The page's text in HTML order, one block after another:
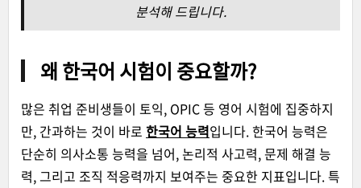
분석해 드립니다.
왜 한국어 시험이 중요할까?
많은 취업 준비생들이 토익, OPIC 등 영어 시험에 집중하지
만, 간과하는 것이 바로 한국어 능력입니다. 한국어 능력은
단순히 의사소통 능력을 넘어, 논리적 사고력, 문제 해결 능
력, 그리고 조직 적응력까지 보여주는 중요한 지표입니다. 특